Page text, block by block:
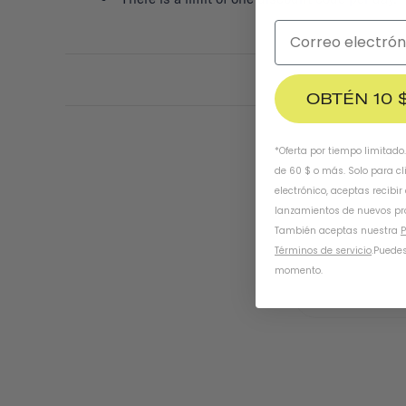
OBTÉN 10
*Oferta por tiempo
de 60 $ o más. Solo para
electrónico, aceptas recibir
lanzamientos de nuevos
También aceptas nuestra
Términos de servicio.
momento.